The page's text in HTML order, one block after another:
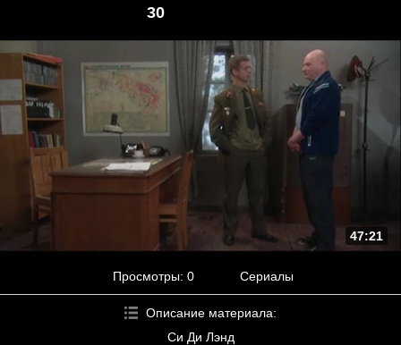
30
47:21
Просмотры: 0 Сериалы
Описание материала:
Си Ди Лэнд